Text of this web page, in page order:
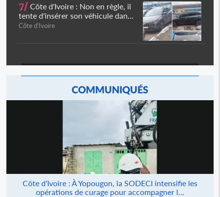
7/ Côte d'Ivoire : Non en règle, il
tente d'insérer son véhicule dan...
Côte d'Ivoire
COMMUNIQUÉS
Côte d'Ivoire : À Yopougon, la SODECI intensifie les
opérations de curage pour accompagner l...